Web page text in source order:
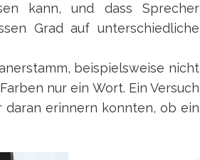
kann, und dass Sprecher
Grad auf unterschiedliche
beispielsweise nicht
nur ein Wort. Ein Versuch
daran erinnern konnten, ob ein